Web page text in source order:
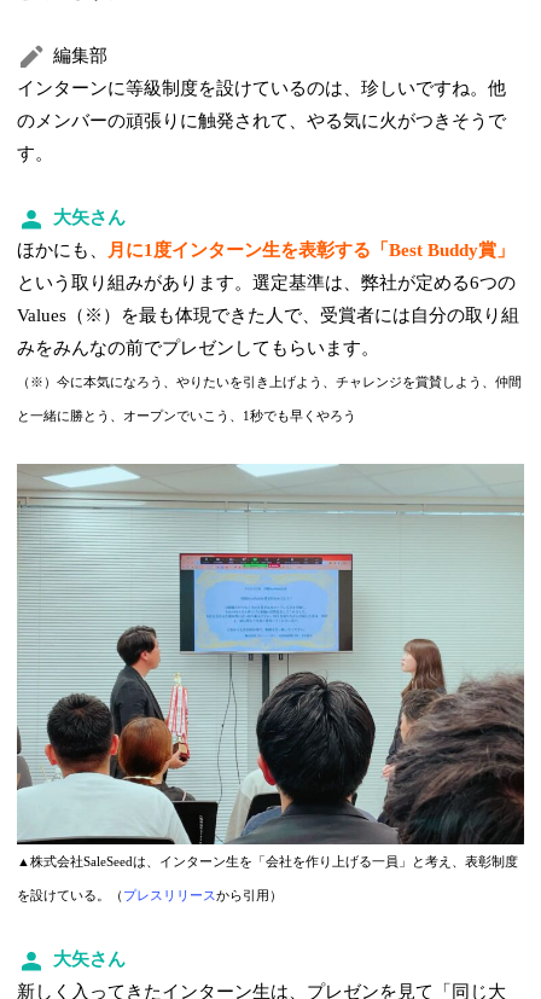
編集部
インターンに等級制度を設けているのは、珍しいですね。他
のメンバーの頑張りに触発されて、やる気に火がつきそうで
す。
大矢さん
ほかにも、
月に1度インターン生を表彰する「Best Buddy賞」
という取り組みがあります。選定基準は、弊社が定める6つの
Values（※）を最も体現できた人で、受賞者には自分の取り組
みをみんなの前でプレゼンしてもらいます。
（※）今に本気になろう、やりたいを引き上げよう、チャレンジを賞賛しよう、仲間
と一緒に勝とう、オープンでいこう、1秒でも早くやろう
▲株式会社SaleSeedは、インターン生を「会社を作り上げる一員」と考え、表彰制度
を設けている。（ プレスリリースから引用）
大矢さん
新しく入ってきたインターン生は、プレゼンを見て「同じ大